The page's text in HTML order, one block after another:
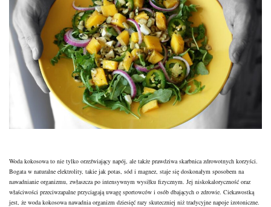
Woda kokosowa to nie tylko orzeźwiający napój, ale także prawdziwa skarbnica zdrowotnych korzyści.
Bogata w naturalne elektrolity, takie jak potas, sód i magnez, staje się doskonałym sposobem na
nawadnianie organizmu, zwłaszcza po intensywnym wysiłku fizycznym. Jej niskokaloryczność oraz
właściwości przeciwzapalne przyciągają uwagę sportowców i osób dbających o zdrowie. Ciekawostką
jest, że woda kokosowa nawadnia organizm dziesięć razy skuteczniej niż tradycyjne napoje izotoniczne.